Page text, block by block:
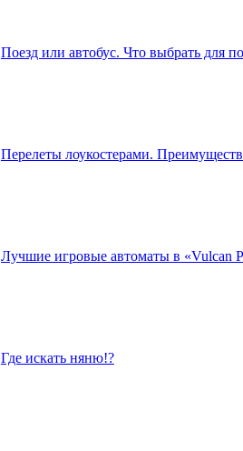
Поезд или автобус. Что выбрать для
Перелеты лоукостерами.
Лучшие игровые автоматы в «Vulcan
Где искать няню!?